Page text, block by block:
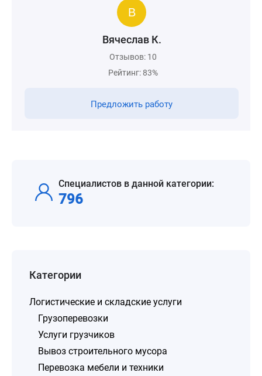
Вячеслав К.
Отзывов: 10
Рейтинг: 83%
Предложить работу
Специалистов в данной категории:
796
Категории
Логистические и складские услуги
Грузоперевозки
Услуги грузчиков
Вывоз строительного мусора
Перевозка мебели и техники